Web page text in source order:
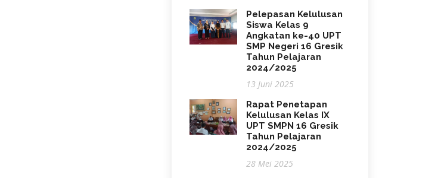
Pelepasan Kelulusan
Siswa Kelas 9
Angkatan ke-40 UPT
SMP Negeri 16 Gresik
Tahun Pelajaran
2024/2025
13 Juni 2025
Rapat Penetapan
Kelulusan Kelas IX
UPT SMPN 16 Gresik
Tahun Pelajaran
2024/2025
28 Mei 2025